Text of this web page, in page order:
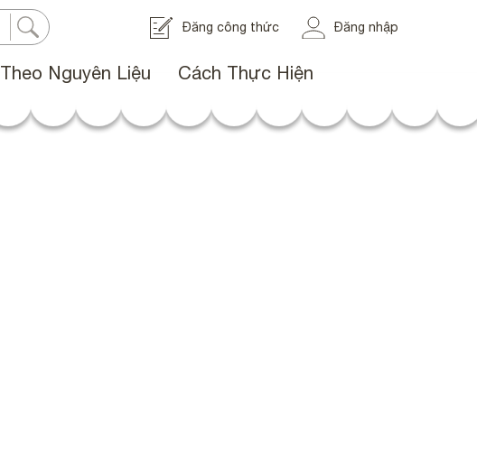
Theo Nguyên Liệu Cách Thực Hiện
Đăng công thức
Đăng nhập